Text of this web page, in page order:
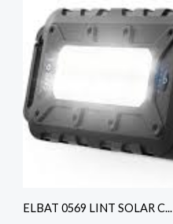
ELBAT 0569 LINT SOLAR C...